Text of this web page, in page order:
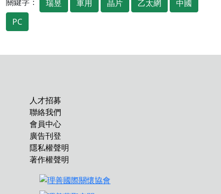
瑞昱 車用 晶片 乙太網
中國
PC
人才招募
聯絡我們
會員中心
廣告刊登
隱私權聲明
著作權聲明